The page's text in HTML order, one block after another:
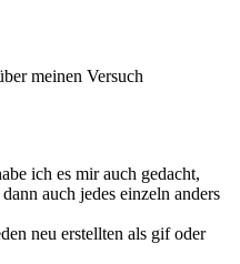
meinen Versuch
ich es mir auch gedacht,
auch jedes einzeln anders
neu erstellten als gif oder